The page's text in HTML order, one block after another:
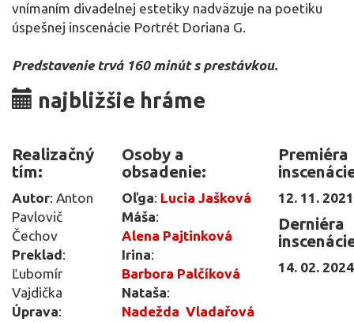
vnímaním divadelnej estetiky nadväzuje na poetiku
úspešnej inscenácie Portrét Doriana G.
Predstavenie trvá 160 minút s prestávkou.
najbližšie hráme
Realizačný
tím:
Autor: Anton
Pavlovič
Čechov
Preklad:
Ľubomír
Vajdička
Úprava:
Osoby a
obsadenie:
Oľga: Lucia Jašková
Máša:
Alena Pajtinková
Irina:
Barbora Palčíková
Nataša:
Nadežda Vladařová
Premiéra
12. 11. 2021
Derniéra
14. 02. 2024